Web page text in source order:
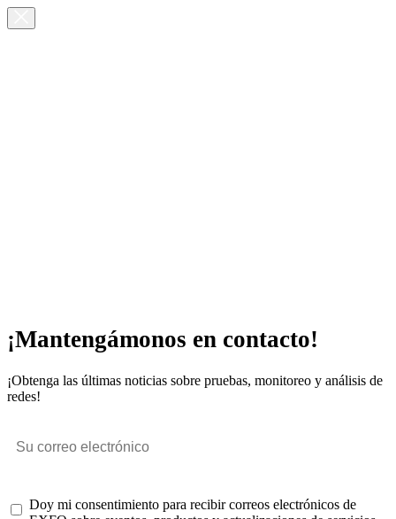
¡Mantengámonos en contacto!
¡Obtenga las últimas noticias sobre pruebas, monitoreo y análisis de
redes!
Doy mi consentimiento para recibir correos electrónicos de